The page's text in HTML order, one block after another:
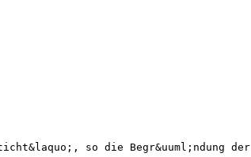
so die Begr&uuml;ndung